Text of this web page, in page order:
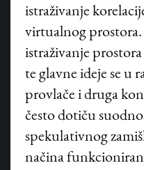
istraživanje
virtualnog
istraživanje
te glavne ideje se u
provlače i druga
često dotiču
spekulativnog
načina